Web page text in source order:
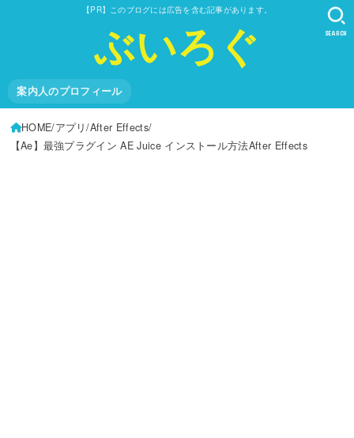
【PR】このブログには広告を含む記事があります。
ぶいろぐ
案内人のプロフィール
SEARCH
HOME アプリ After Effects
【Ae】最強プラグイン AE Juice インストール方法After Effects